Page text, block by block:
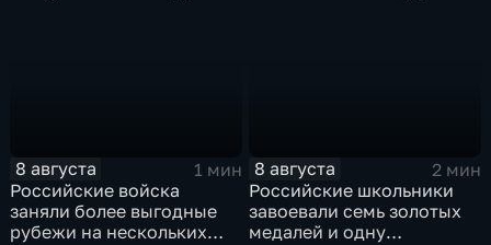
8 августа
1 мин
Российские войска
заняли более выгодные
рубежи на нескольких
8 августа
2 мин
Российские школьники
завоевали семь золотых
медалей и одну